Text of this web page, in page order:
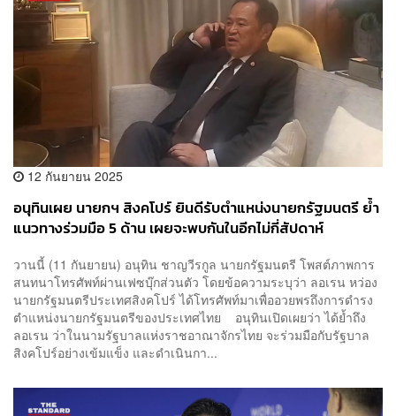
12 กันยายน 2025
อนุทินเผย นายกฯ สิงคโปร์ ยินดีรับตำแหน่งนายกรัฐมนตรี ย้ำ
แนวทางร่วมมือ 5 ด้าน เผยจะพบกันในอีกไม่กี่สัปดาห์
วานนี้ (11 กันยายน) อนุทิน ชาญวีรกูล นายกรัฐมนตรี โพสต์ภาพการ
สนทนาโทรศัพท์ผ่านเฟซบุ๊กส่วนตัว โดยข้อความระบุว่า ลอเรน หว่อง
นายกรัฐมนตรีประเทศสิงคโปร์ ได้โทรศัพท์มาเพื่ออวยพรถึงการดำรง
ตำแหน่งนายกรัฐมนตรีของประเทศไทย อนุทินเปิดเผยว่า ได้ย้ำถึง
ลอเรน ว่าในนามรัฐบาลแห่งราชอาณาจักรไทย จะร่วมมือกับรัฐบาล
สิงคโปร์อย่างเข้มแข็ง และดำเนินกา...